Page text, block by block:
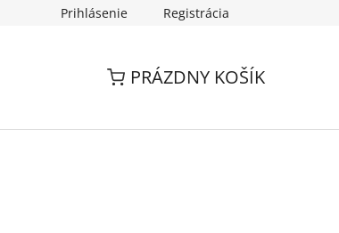
Prihlásenie Registrácia
PRÁZDNY KOŠÍK